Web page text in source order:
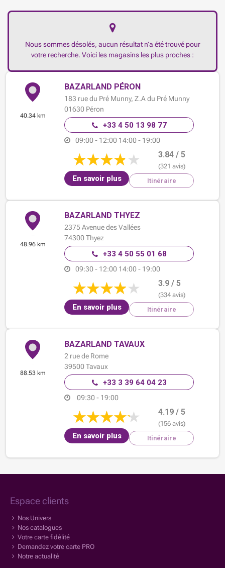
Nous sommes désolés, aucun résultat n’a été trouvé pour
votre recherche. Voici les magasins les plus proches :
40.34 km
BAZARLAND PÉRON
183 rue du Pré Munny, Z.A du Pré Munny
01630 Péron
+33 4 50 13 98 77
09:00 - 12:00 14:00 - 19:00
3.84 / 5
(321 avis)
En savoir plus Itinéraire
48.96 km
BAZARLAND THYEZ
2375 Avenue des Vallées
74300 Thyez
+33 4 50 55 01 68
09:30 - 12:00 14:00 - 19:00
3.9 / 5
(334 avis)
En savoir plus Itinéraire
88.53 km
BAZARLAND TAVAUX
2 rue de Rome
39500 Tavaux
+33 3 39 64 04 23
09:30 - 19:00
4.19 / 5
(156 avis)
En savoir plus Itinéraire
Espace clients
Nos Univers
Nos catalogues
Votre carte fidélité
Demandez votre carte PRO
Notre actualité